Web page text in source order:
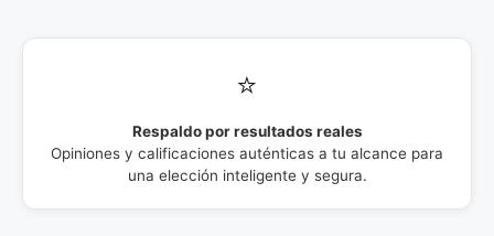
⭐
Respaldo por resultados reales
Opiniones y calificaciones auténticas a tu alcance para
una elección inteligente y segura.